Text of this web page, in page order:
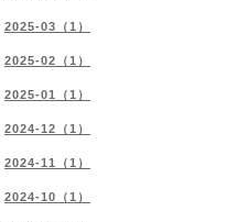
2025-03（1）
2025-02（1）
2025-01（1）
2024-12（1）
2024-11（1）
2024-10（1）